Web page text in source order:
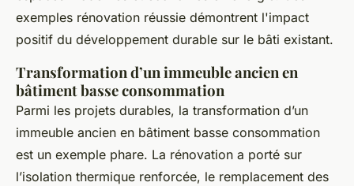
exemples rénovation réussie démontrent l'impact
positif du développement durable sur le bâti existant.
Transformation d’un immeuble ancien en
bâtiment basse consommation
Parmi les projets durables, la transformation d’un
immeuble ancien en bâtiment basse consommation
est un exemple phare. La rénovation a porté sur
l’isolation thermique renforcée, le remplacement des